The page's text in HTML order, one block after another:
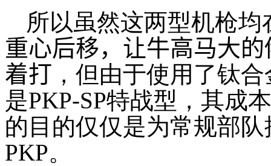
所以虽然这两型机枪均
重心后移，让牛高马大
着打 ，但由于使用了钛
是PKP-SP特战型，其成
的目的仅仅是为常规部
PKP。